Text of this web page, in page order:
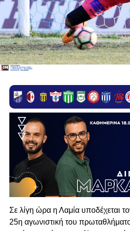
Σε λίγη ώρα η Λαμία υποδέχεται
25η αγωνιστική του